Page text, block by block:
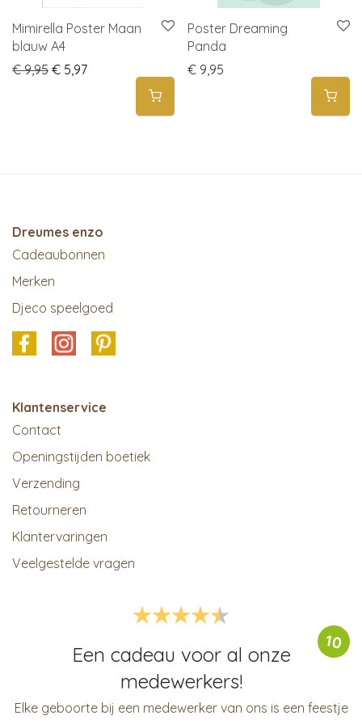
Mimirella Poster Maan
blauw A4
€9,95 Original price was: € 9,95.
€ 5,97Current price is: € 5,97.
Poster Dreaming
Panda
€ 9,95
Dreumes enzo
Cadeaubonnen
Merken
Djeco speelgoed
Klantenservice
Contact
Openingstijden boetiek
Verzending
Retourneren
Klantervaringen
Veelgestelde vragen
10
Een cadeau voor al onze
medewerkers!
Elke geboorte bij een medewerker van ons is een feestje